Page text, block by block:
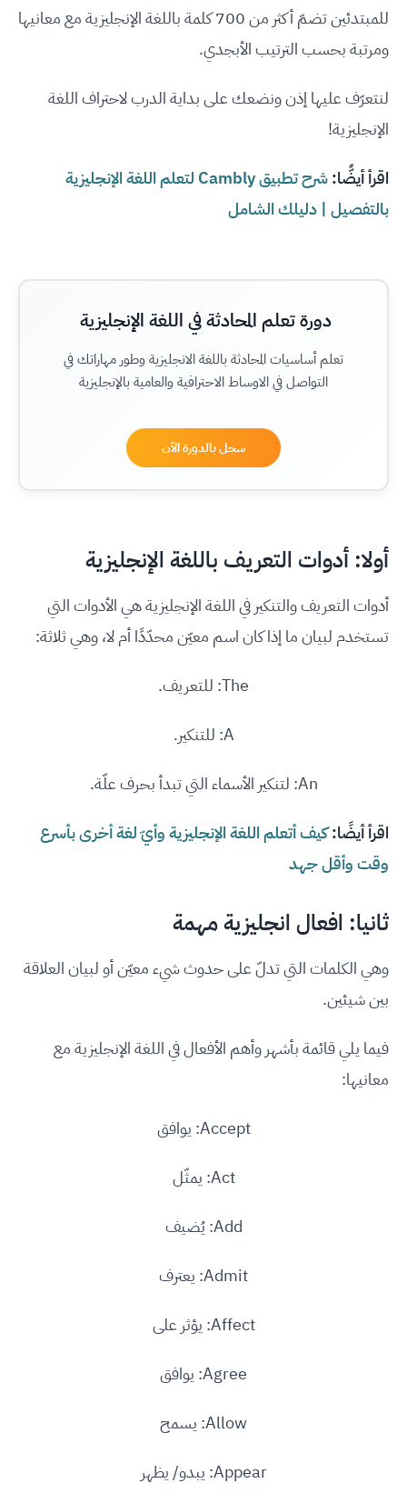
للمبتدئين تضمّ أكثر من 700 كلمة باللغة الإنجليزية مع معانيها
ومرتبة بحسب الترتيب الأبجدي.
لنتعرّف عليها إذن ونضعك على بداية الدرب لاحتراف اللغة
الإنجليزية!
اقرأ أيضًّا:
شرح تطبيق Cambly لتعلم اللغة الإنجليزية
بالتفصيل | دليلك الشامل
دورة تعلم المحادثة في اللغة الإنجليزية
تعلم أساسيات المحادثة باللغة الانجليزية وطور مهاراتك في
التواصل في الاوساط الاحترافية والعامية بالإنجليزية
سجل بالدورة الآن
أولا: أدوات التعريف باللغة الإنجليزية
أدوات التعريف والتنكير في اللغة الإنجليزية هي الأدوات التي
تستخدم لبيان ما إذا كان اسم معيّن محدّدًا أم لا، وهي ثلاثة:
The: للتعريف.
A: للتنكير.
An: لتنكير الأسماء التي تبدأ بحرف علّة.
اقرأ أيضًا:كيف أتعلم اللغة الإنجليزية وأيّ لغة أخرى بأسرع
وقت وأقل جهد
ثانيا: افعال انجليزية مهمة
وهي الكلمات التي تدلّ على حدوث شيء معيّن أو لبيان العلاقة
بين شيئين.
فيما يلي قائمة بأشهر وأهم الأفعال في اللغة الإنجليزية مع
معانيها:
Accept: يوافق
Act: يمثّل
Add: يُضيف
Admit: يعترف
Affect: يؤثر على
Agree: يوافق
Allow: يسمح
Appear: يبدو/ يظهر